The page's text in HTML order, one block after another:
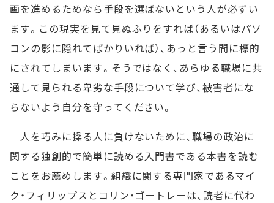
画を進めるためなら手段を選ばないという人が必ずい
ます。この現実を見て見ぬふりをすれば（あるいはパソ
コンの影に隠れてばかりいれば）、あっと言う間に標的
にされてしまいます。そうではなく、あらゆる職場に共
通して見られる卑劣な手段について学び、被害者にな
らないよう自分を守ってください。
人を巧みに操る人に負けないために、職場の政治に
関する独創的で簡単に読める入門書である本書を読む
ことをお薦めします。組織に関する専門家であるマイ
ク・フィリップスとコリン・ゴートレーは、読者に代わ